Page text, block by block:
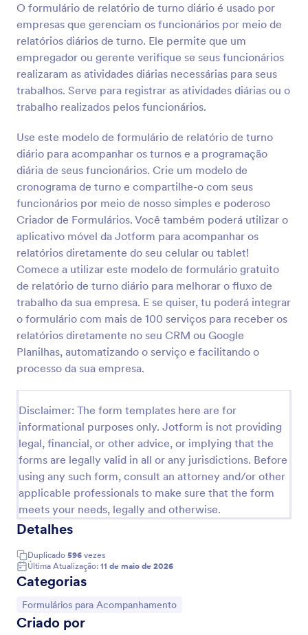
O formulário de relatório de turno diário é usado por
empresas que gerenciam os funcionários por meio de
relatórios diários de turno. Ele permite que um
empregador ou gerente verifique se seus funcionários
realizaram as atividades diárias necessárias para seus
trabalhos. Serve para registrar as atividades diárias ou o
trabalho realizados pelos funcionários.
Use este modelo de formulário de relatório de turno
diário para acompanhar os turnos e a programação
diária de seus funcionários. Crie um modelo de
cronograma de turno e compartilhe-o com seus
funcionários por meio de nosso simples e poderoso
Criador de Formulários. Você também poderá utilizar o
aplicativo móvel da Jotform para acompanhar os
relatórios diretamente do seu celular ou tablet!
Comece a utilizar este modelo de formulário gratuito
de relatório de turno diário para melhorar o fluxo de
trabalho da sua empresa. E se quiser, tu poderá integrar
o formulário com mais de 100 serviços para receber os
relatórios diretamente no seu CRM ou Google
Planilhas, automatizando o serviço e facilitando o
processo da sua empresa.
Disclaimer: The form templates here are for
informational purposes only. Jotform is not providing
legal, financial, or other advice, or implying that the
forms are legally valid in all or any jurisdictions. Before
using any such form, consult an attorney and/or other
applicable professionals to make sure that the form
meets your needs, legally and otherwise.
Detalhes
Duplicado 596 vezes
Última Atualização: 11 de maio de 2026
Categorias
Ir para Categoria:
Formulários para Acompanhamento
Criado por
Usar Modelo
Visualizar
Formulário De Relatório De Turno Diário
O formulário de relatório de turno diário é usado por
empresas que gerenciam os funcionários por meio
de relatórios diários de turno. Ele permite que um
empregador ou gerente verifique se seus
funcionários realizaram as atividades diárias
necessárias para seus trabalhos. Serve para registrar
as atividades diárias ou o trabalho realizados pelos
funcionários. Use este modelo de formulário de
relatório de turno diário para acompanhar os turnos
e a programação diária de seus funcionários. Crie
um modelo de cronograma de turno e compartilhe-
e poderoso Criador de Formulários. Você também
poderá utilizar o aplicativo móvel da Jotform para
acompanhar os relatórios diretamente do seu celular
formulário gratuito de relatório de turno diário para
melhorar o fluxo de trabalho da sua empresa. E se
Go to Category:
Formulários para Acompanhamento
Usar Modelo
Visualizar